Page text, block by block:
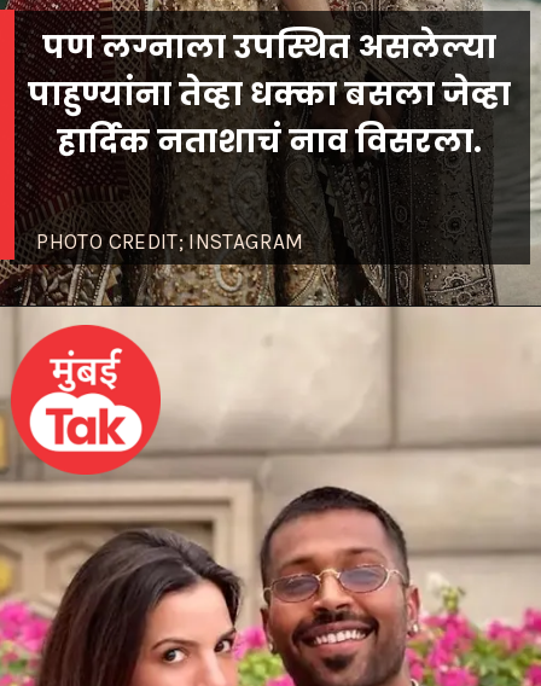
PHOTO CREDIT; INSTAGRAM
पण लग्नाला उपस्थित असलेल्या
पाहुण्यांना तेव्हा धक्का बसला जेव्हा
हार्दिक नताशाचं नाव विसरला.